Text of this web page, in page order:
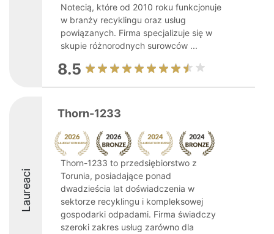
Notecią, które od 2010 roku funkcjonuje
w branży recyklingu oraz usług
powiązanych. Firma specjalizuje się w
skupie różnorodnych surowców ...
8.5
Laureaci
Thorn-1233
Thorn-1233 to przedsiębiorstwo z
Torunia, posiadające ponad
dwadzieścia lat doświadczenia w
sektorze recyklingu i kompleksowej
gospodarki odpadami. Firma świadczy
szeroki zakres usług zarówno dla